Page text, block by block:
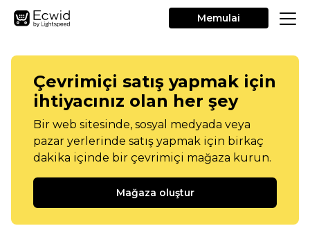
Memulai
Çevrimiçi satış yapmak için
ihtiyacınız olan her şey
Bir web sitesinde, sosyal medyada veya
pazar yerlerinde satış yapmak için birkaç
dakika içinde bir çevrimiçi mağaza kurun.
Mağaza oluştur